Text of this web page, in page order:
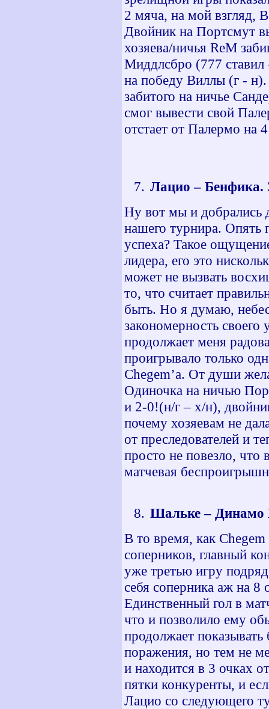
2 мяча, на мой взгляд,
Двойник на Портсмут
хозяева/ничья ReM
Миддлсбро (777 ставил
на победу Виллы (г - н).
забитого на ничье
смог вывести свой
отстает от Палермо на
Лацио – Бенфика.
Ну вот мы и добрались
нашего турнира. Опять
успеха? Такое
лидера, его это
может не вызвать
то, что считает
быть. Но я думаю,
закономерность своего
продолжает меня
проигрывало только
Chegem’a. От души
Одиночка на ничью
и 2-0!(н/г – х/н),
почему хозяевам не
от преследователей и
просто не повезло, что
матчевая
Шальке – Динамо
В то время, как
соперников, главный
уже третью игру
себя соперника аж на 8
Единственный гол в
что и позволило ему
продолжает
поражения, но тем не
и находится в 3 очках
пятки конкуренты, и
Лацио со следующего